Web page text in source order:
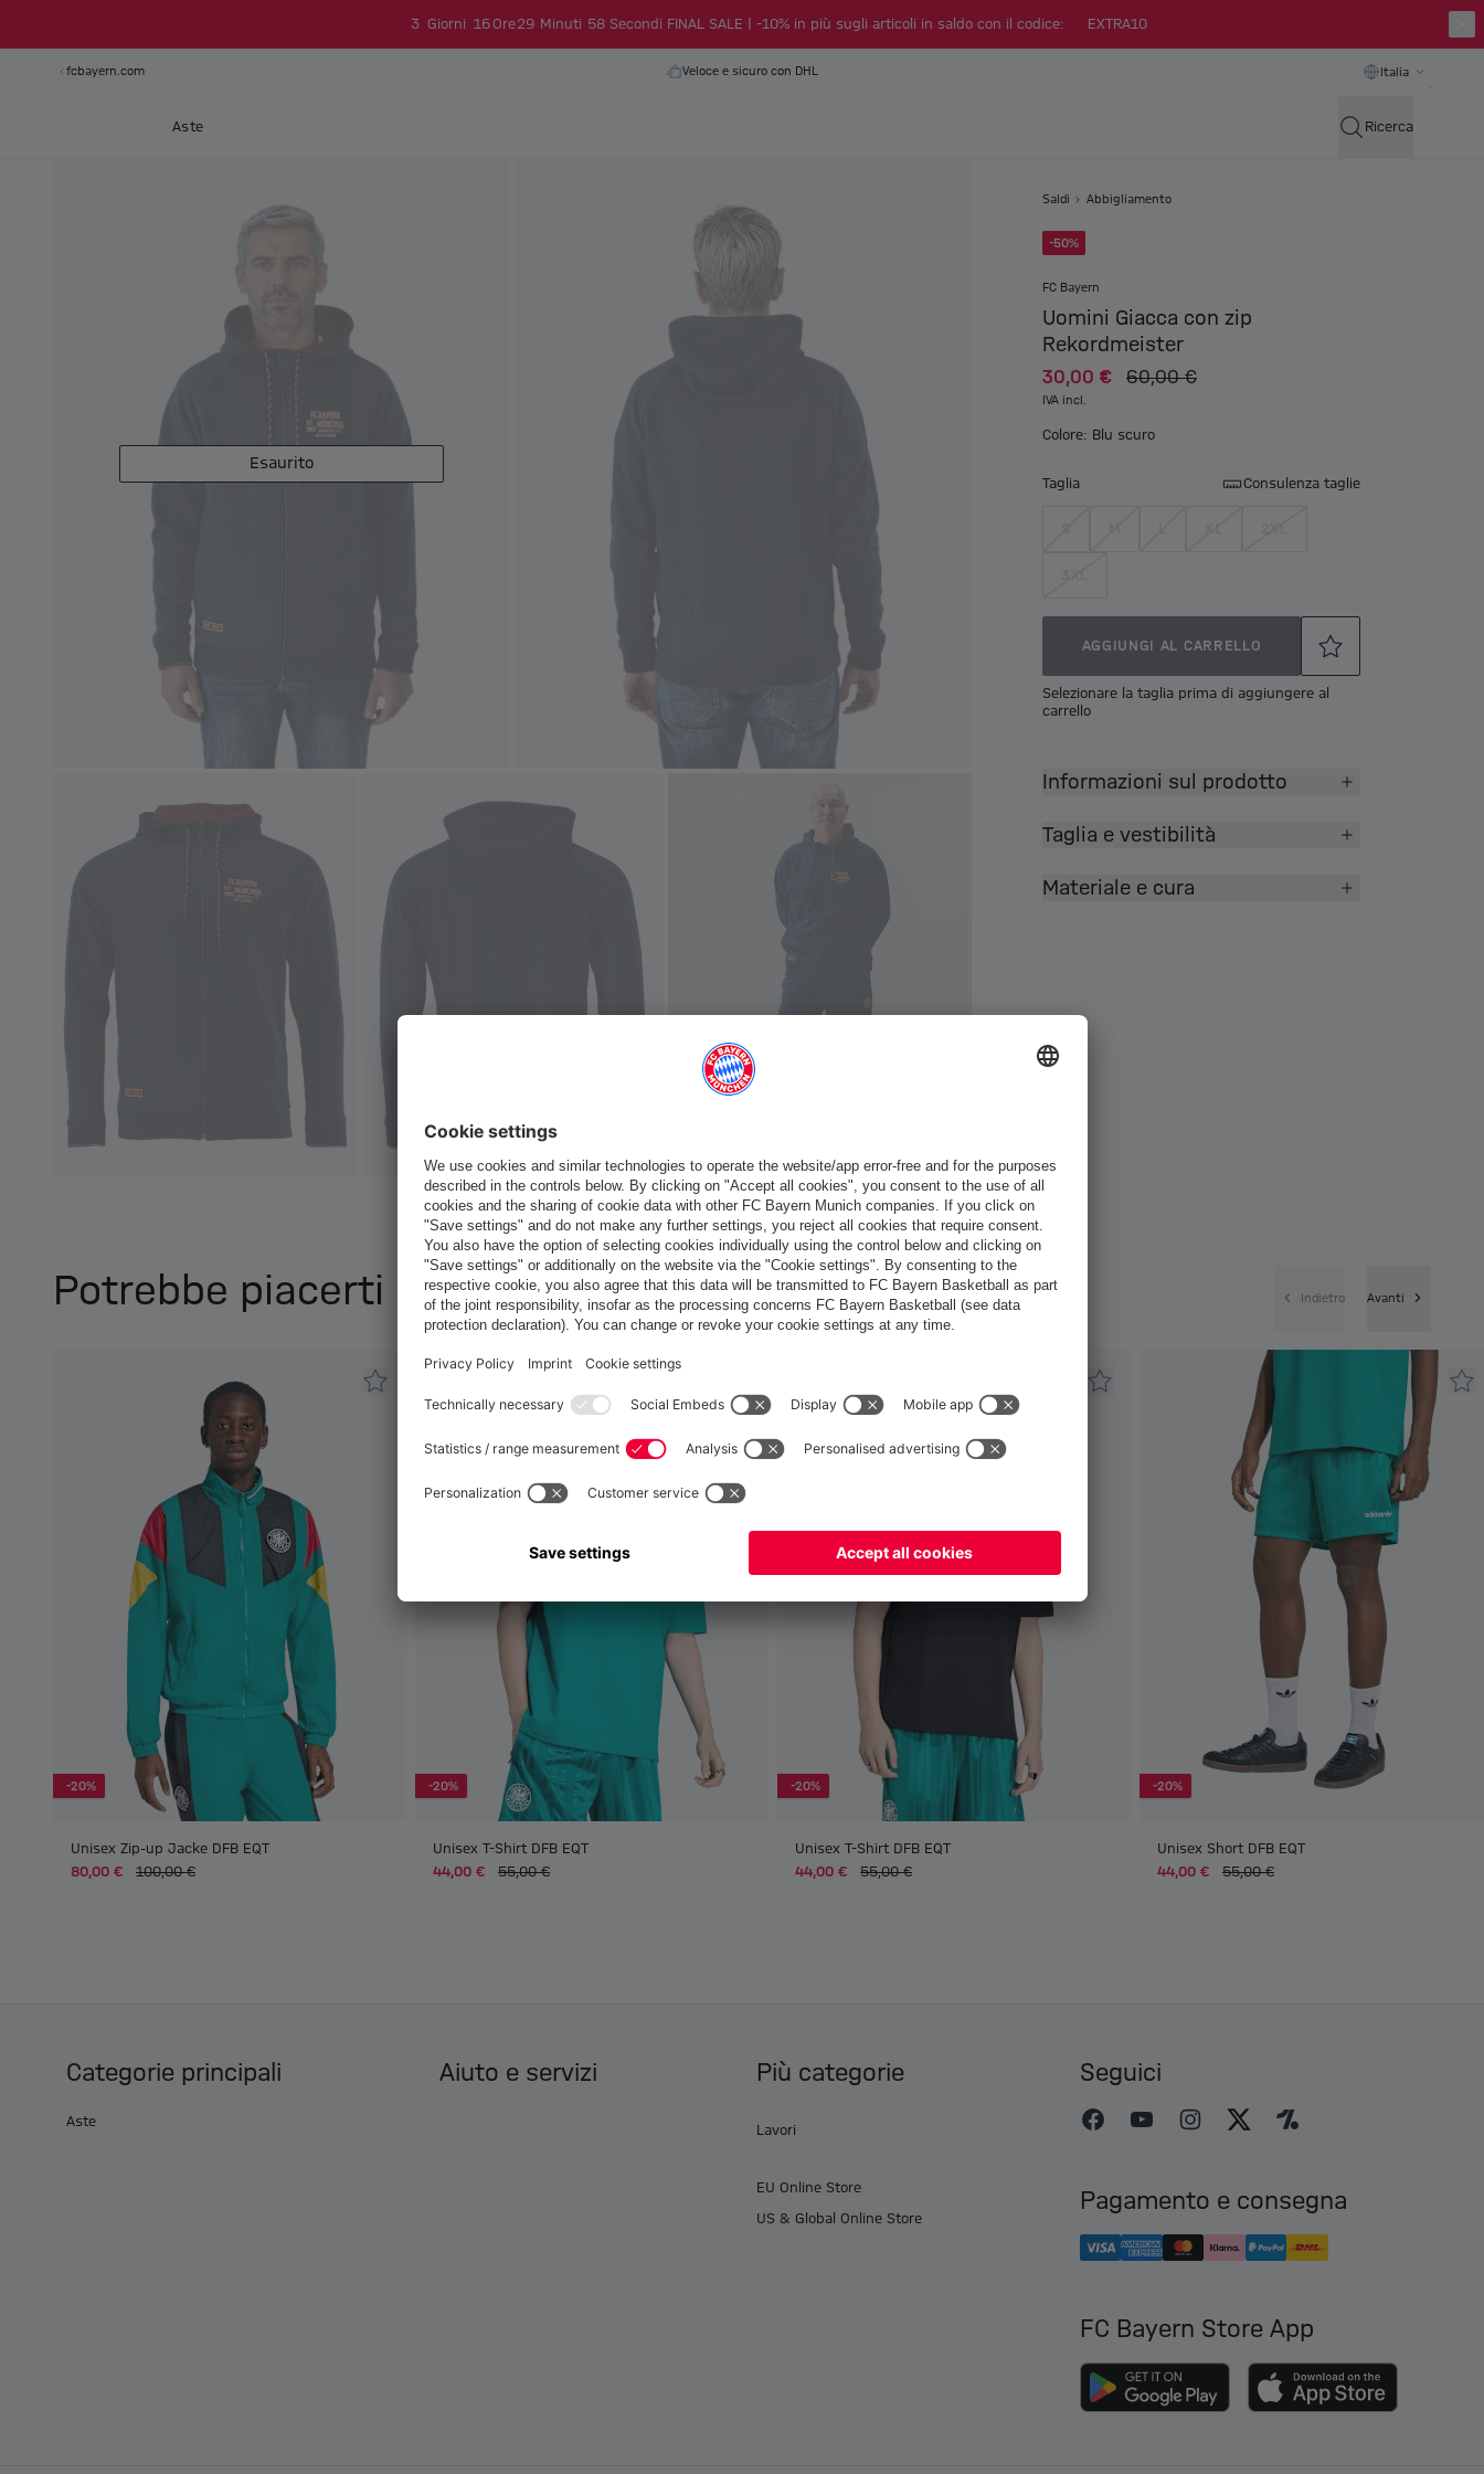
3 Giorni 16 Ore29 Minuti 57 Secondi FINAL SALE | -10% in più sugli articoli in saldo con il codice: EXTRA10
fcbayern.com Veloce e sicuro con DHL Italia
Aste Ricerca
Esaurito
Saldi Abbigliamento
-50%
FC Bayern
Uomini Giacca con zip
Rekordmeister
30,00 € 60,00 €
IVA incl.
Colore: Blu scuro
Taglia Consulenza taglie
AGGIUNGI AL CARRELLO
Selezionare la taglia prima di aggiungere al
carrello
Informazioni sul prodotto
Taglia e vestibilità
Materiale e cura
Potrebbe piacerti anche questo Indietro Avanti
-20%
Unisex Zip-up Jacke DFB EQT
80,00 €
100,00 €
-20%
Unisex T-Shirt DFB EQT
44,00 €
55,00 €
-20%
Unisex T-Shirt DFB EQT
44,00 €
55,00 €
-20%
Unisex Short DFB EQT
44,00 €
55,00 €
Categorie principali
Aste
Aiuto e servizi Più categorie
Lavori
EU Online Store
US & Global Online Store
Seguici
Pagamento e consegna
FC Bayern Store App
Vuoi rimanere nel negozioItaliano ?
Globaleper consegnare lì!